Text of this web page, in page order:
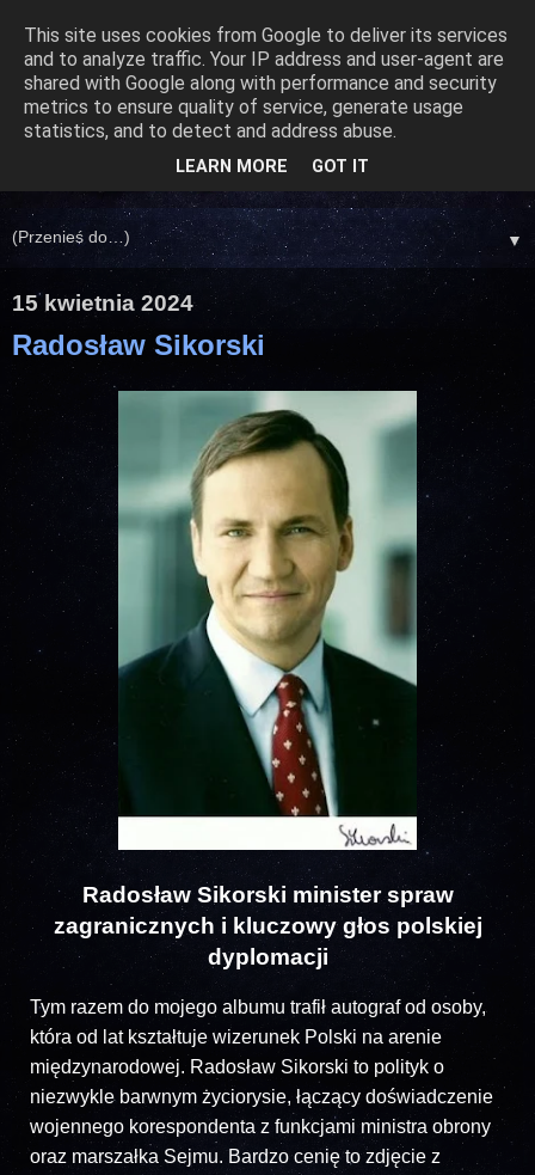
▼
15 kwietnia 2024
Radosław Sikorski
Radosław Sikorski minister spraw
zagranicznych i kluczowy głos polskiej
dyplomacji
Tym razem do mojego albumu trafił autograf od osoby,
która od lat kształtuje wizerunek Polski na arenie
międzynarodowej. Radosław Sikorski to polityk o
niezwykle barwnym życiorysie, łączący doświadczenie
wojennego korespondenta z funkcjami ministra obrony
oraz marszałka Sejmu. Bardzo cenię to zdjęcie z
This site uses cookies from Google to deliver its services
and to analyze traffic. Your IP address and user-agent are
shared with Google along with performance and security
metrics to ensure quality of service, generate usage
statistics, and to detect and address abuse.
LEARN MORE GOT IT